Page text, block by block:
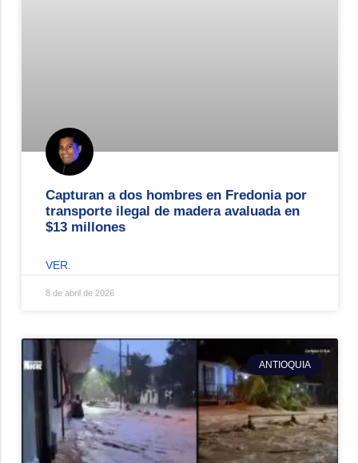
Capturan a dos hombres en Fredonia por
transporte ilegal de madera avaluada en
$13 millones
VER.
8 de abril de 2026
ANTIOQUIA